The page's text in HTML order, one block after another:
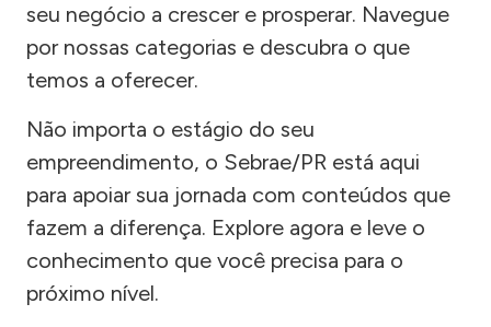
seu negócio a crescer e prosperar. Navegue
por nossas categorias e descubra o que
temos a oferecer.
Não importa o estágio do seu
empreendimento, o Sebrae/PR está aqui
para apoiar sua jornada com conteúdos que
fazem a diferença. Explore agora e leve o
conhecimento que você precisa para o
próximo nível.